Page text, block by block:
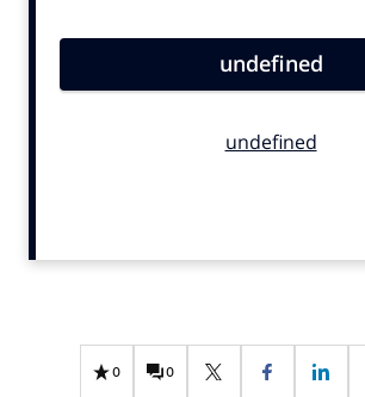
Carriere
Diversiteit
0 0